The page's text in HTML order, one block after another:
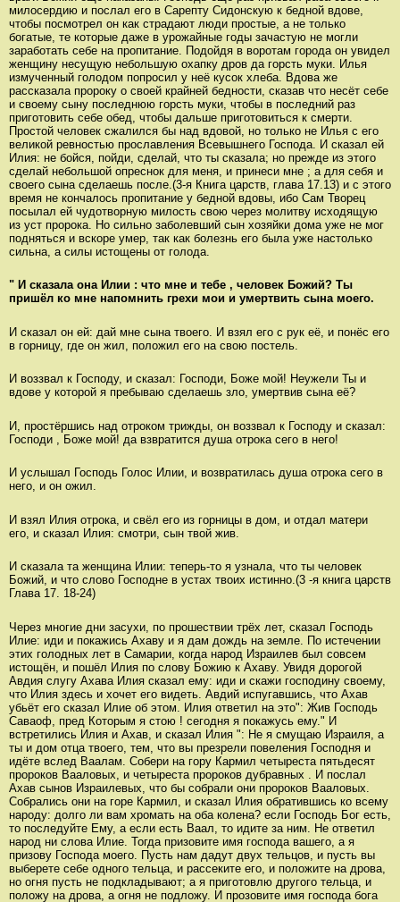
милосердию и послал его в Сарепту Сидонскую к бедной вдове,
чтобы посмотрел он как страдают люди простые, а не только
богатые, те которые даже в урожайные годы зачастую не могли
заработать себе на пропитание. Подойдя в воротам города он увидел
женщину несущую небольшую охапку дров да горсть муки. Илья
измученный голодом попросил у неё кусок хлеба. Вдова же
рассказала пророку о своей крайней бедности, сказав что несёт себе
и своему сыну последнюю горсть муки, чтобы в последний раз
приготовить себе обед, чтобы дальше приготовиться к смерти.
Простой человек сжалился бы над вдовой, но только не Илья с его
великой ревностью прославления Всевышнего Господа. И сказал ей
Илия: не бойся, пойди, сделай, что ты сказала; но прежде из этого
сделай небольшой опреснок для меня, и принеси мне ; а для себя и
своего сына сделаешь после.(3-я Книга царств, глава 17.13) и с этого
время не кончалось пропитание у бедной вдовы, ибо Сам Творец
посылал ей чудотворную милость свою через молитву исходящую
из уст пророка. Но сильно заболевший сын хозяйки дома уже не мог
подняться и вскоре умер, так как болезнь его была уже настолько
сильна, а силы истощены от голода.
" И сказала она Илии : что мне и тебе , человек Божий? Ты
пришёл ко мне напомнить грехи мои и умертвить сына моего.
И сказал он ей: дай мне сына твоего. И взял его с рук её, и понёс его
в горницу, где он жил, положил его на свою постель.
И воззвал к Господу, и сказал: Господи, Боже мой! Неужели Ты и
вдове у которой я пребываю сделаешь зло, умертвив сына её?
И, простёршись над отроком трижды, он воззвал к Господу и сказал:
Господи , Боже мой! да взвратится душа отрока сего в него!
И услышал Господь Голос Илии, и возвратилась душа отрока сего в
него, и он ожил.
И взял Илия отрока, и свёл его из горницы в дом, и отдал матери
его, и сказал Илия: смотри, сын твой жив.
И сказала та женщина Илии: теперь-то я узнала, что ты человек
Божий, и что слово Господне в устах твоих истинно.(3 -я книга царств
Глава 17. 18-24)
Через многие дни засухи, по прошествии трёх лет, сказал Господь
Илие: иди и покажись Ахаву и я дам дождь на земле. По истечении
этих голодных лет в Самарии, когда народ Израилев был совсем
истощён, и пошёл Илия по слову Божию к Ахаву. Увидя дорогой
Авдия слугу Ахава Илия сказал ему: иди и скажи господину своему,
что Илия здесь и хочет его видеть. Авдий испугавшись, что Ахав
убьёт его сказал Илие об этом. Илия ответил на это": Жив Господь
Саваоф, пред Которым я стою ! сегодня я покажусь ему." И
встретились Илия и Ахав, и сказал Илия ": Не я смущаю Израиля, а
ты и дом отца твоего, тем, что вы презрели повеления Господня и
идёте вслед Ваалам. Собери на гору Кармил четыреста пятьдесят
пророков Вааловых, и четыреста пророков дубравных . И послал
Ахав сынов Израилевых, что бы собрали они пророков Вааловых.
Собрались они на горе Кармил, и сказал Илия обратившись ко всему
народу: долго ли вам хромать на оба колена? если Господь Бог есть,
то последуйте Ему, а если есть Ваал, то идите за ним. Не ответил
народ ни слова Илие. Тогда призовите имя господа вашего, а я
призову Господа моего. Пусть нам дадут двух тельцов, и пусть вы
выберете себе одного тельца, и рассеките его, и положите на дрова,
но огня пусть не подкладывают; а я приготовлю другого тельца, и
положу на дрова, а огня не подложу. И прозовите имя господа бога